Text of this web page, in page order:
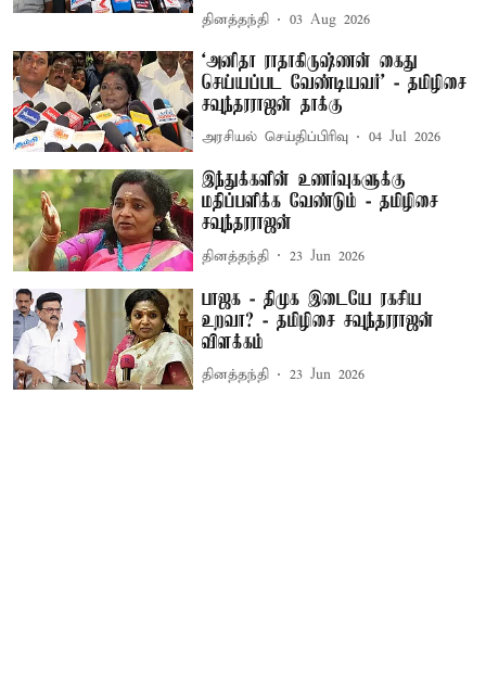
தினத்தந்தி 03 Aug 2026
‘அனிதா ராதாகிருஷ்ணன் கைது
செய்யப்பட வேண்டியவர்’ - தமிழிசை
சவுந்தரராஜன் தாக்கு
அரசியல் செய்திப்பிரிவு 04 Jul 2026
இந்துக்களின் உணர்வுகளுக்கு
மதிப்பளிக்க வேண்டும் - தமிழிசை
சவுந்தரராஜன்
தினத்தந்தி 23 Jun 2026
பாஜக - திமுக இடையே ரகசிய
உறவா? - தமிழிசை சவுந்தரராஜன்
விளக்கம்
தினத்தந்தி 23 Jun 2026